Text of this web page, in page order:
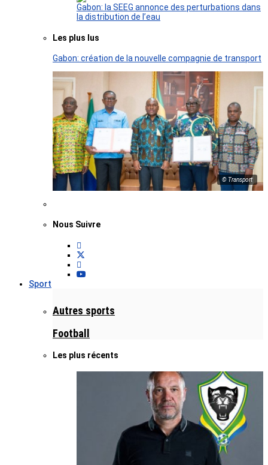
Gabon: la SEEG annonce des perturbations dans
la distribution de l’eau
Les plus lus
Gabon: création de la nouvelle compagnie de transport
© Transport
Nous Suivre
Sport
Autres sports
Football
Les plus récents